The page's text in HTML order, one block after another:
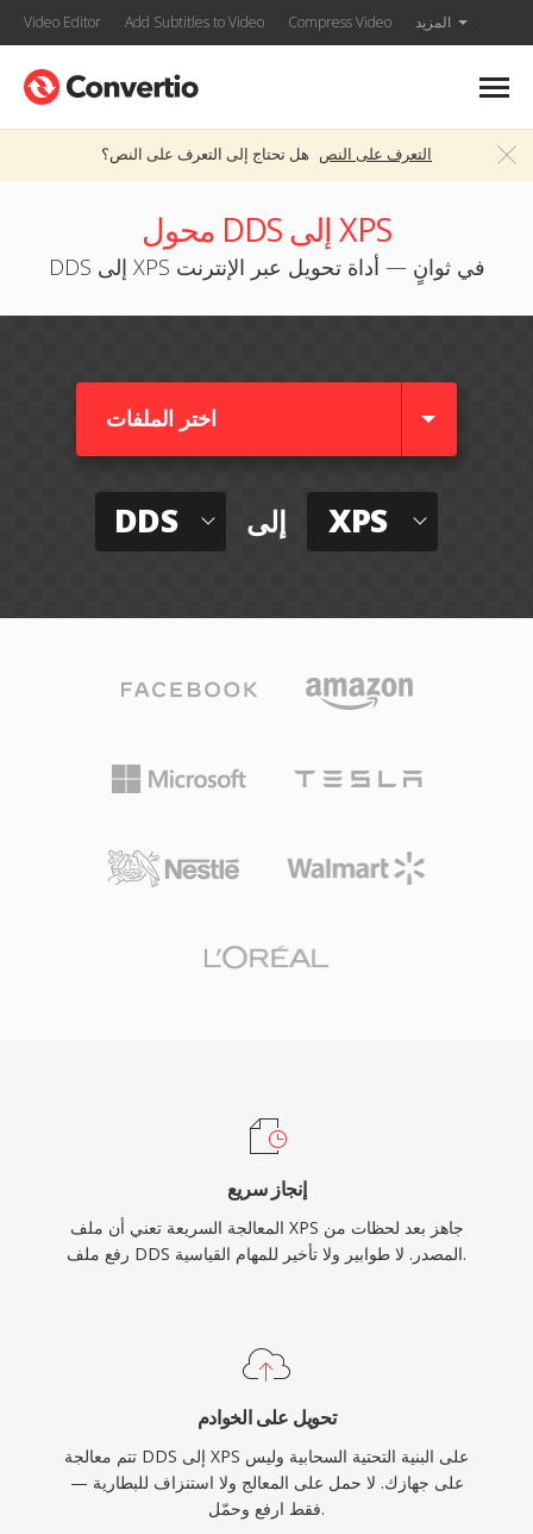
Video Editor Add Subtitles to Video Compress Video المزيد
هل تحتاج إلى التعرف على النص؟ التعرف على النص
محول DDS إلى XPS
DDS إلى XPS في ثوانٍ — أداة تحويل عبر الإنترنت
اختر الملفات
DDS إلى XPS
إنجاز سريع
المعالجة السريعة تعني أن ملف XPS جاهز بعد لحظات من
رفع ملف DDS المصدر. لا طوابير ولا تأخير للمهام القياسية.
تحويل على الخوادم
تتم معالجة DDS إلى XPS على البنية التحتية السحابية وليس
على جهازك. لا حمل على المعالج ولا استنزاف للبطارية —
فقط ارفع وحمّل.